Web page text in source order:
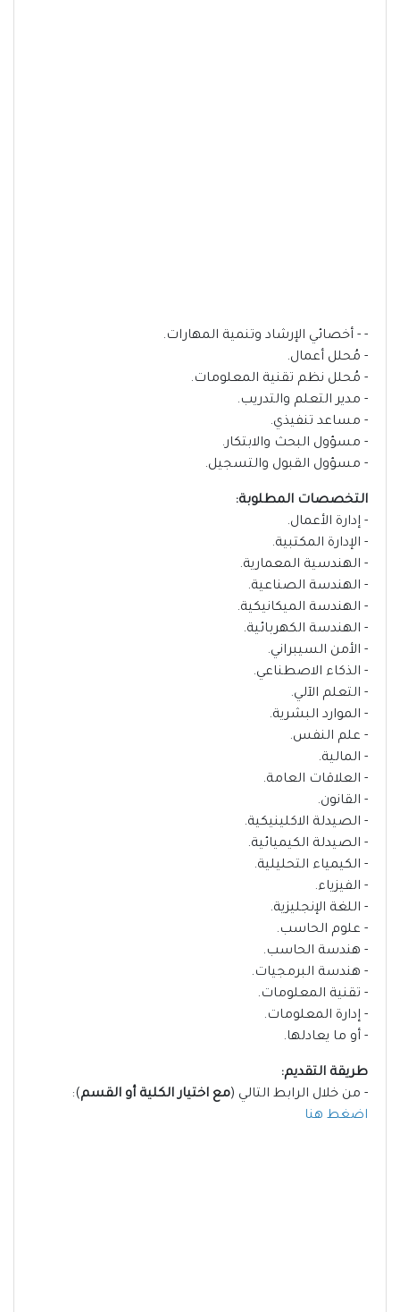
- - أخصائي الإرشاد وتنمية المهارات.
- مُحلل أعمال.
- مُحلل نظم تقنية المعلومات.
- مدير التعلم والتدريب.
- مساعد تنفيذي.
- مسؤول البحث والابتكار.
- مسؤول القبول والتسجيل.
التخصصات المطلوبة:
- إدارة الأعمال.
- الإدارة المكتبية.
- الهندسية المعمارية.
- الهندسة الصناعية.
- الهندسة الميكانيكية.
- الهندسة الكهربائية.
- الأمن السيبراني.
- الذكاء الاصطناعي.
- التعلم الآلي.
- الموارد البشرية.
- علم النفس.
- المالية.
- العلاقات العامة.
- القانون.
- الصيدلة الاكلينيكية.
- الصيدلة الكيميائية.
- الكيمياء التحليلية.
- الفيزياء.
- اللغة الإنجليزية.
- علوم الحاسب.
- هندسة الحاسب.
- هندسة البرمجيات.
- تقنية المعلومات.
- إدارة المعلومات.
- أو ما يعادلها.
طريقة التقديم:
- من خلال الرابط التالي (مع اختيار الكلية أو القسم):
اضغط هنا